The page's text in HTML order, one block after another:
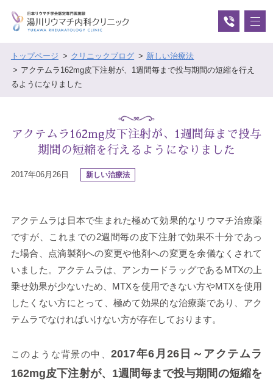
トップページ クリニックブログ
新しい治療法
アクテムラ162mg皮下注射が、1週間毎まで投与期間の短縮を行え
るようになりました
アクテムラ162mg皮下注射が、1週間毎まで投与
期間の短縮を行えるようになりました
2017年06月26日 新しい治療法
アクテムラは日本で生まれた極めて効果的なリウマチ治療薬
ですが、これまでの2週間毎の皮下注射で効果不十分であっ
た場合、点滴製剤への変更や他剤への変更を余儀なくされて
いました。アクテムラは、アンカードラッグであるMTXの上
乗せ効果が少ないため、MTXを使用できない方やMTXを使用
したくない方にとって、極めて効果的な治療薬であり、アク
テムラでなければいけない方が存在しております。
このような背景の中、2017年6月26日～アクテムラ
162mg皮下注射が、1週間毎まで投与期間の短縮を